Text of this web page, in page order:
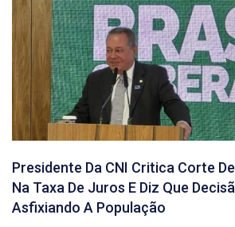
Presidente Da CNI Critica Corte
Na Taxa De Juros E Diz Que
Asfixiando A População